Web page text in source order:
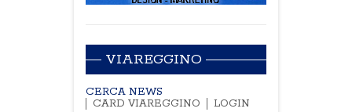
VIAREGGINO
CERCA NEWS
CARD VIAREGGINO
LOGIN